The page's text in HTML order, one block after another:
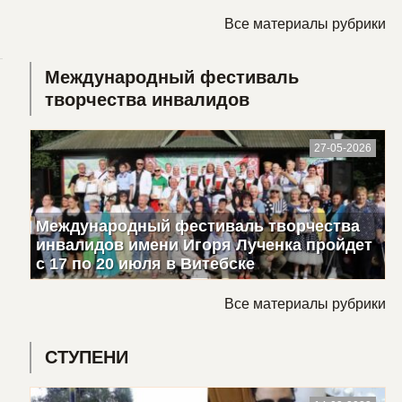
Все материалы рубрики
Международный фестиваль
творчества инвалидов
27-05-2026
Международный фестиваль творчества
инвалидов имени Игоря Лученка пройдет
с 17 по 20 июля в Витебске
Все материалы рубрики
СТУПЕНИ